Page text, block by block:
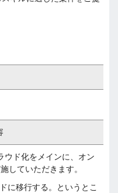
ウド化をメインに、オン
していただきます。
に移行する。というとこ